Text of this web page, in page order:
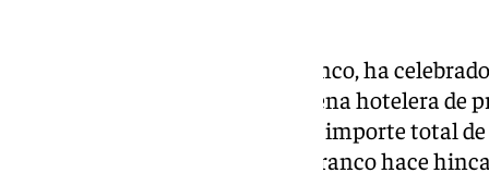
, Juan Franco, ha
de las instalaciones «a una cadena hotelera de
características del proyecto y el importe total
en las instalaciones públicas. Franco hace